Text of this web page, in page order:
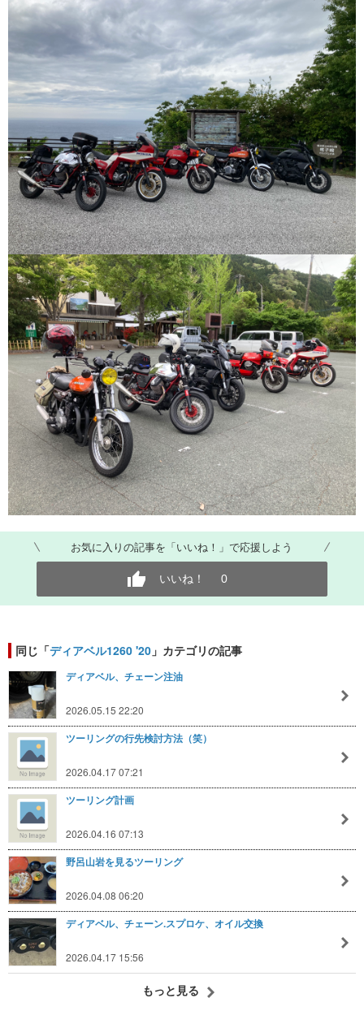
お気に入りの記事を「いいね！」で応援しよう
いいね！ 0
同じ「ディアベル1260 '20 」カテゴリの記事
ディアベル、チェーン注油
2026.05.15 22:20
ツーリングの行先検討方法（笑）
2026.04.17 07:21
ツーリング計画
2026.04.16 07:13
野呂山岩を見るツーリング
2026.04.08 06:20
ディアベル、チェーン.スプロケ、オイル交換
2026.04.17 15:56
もっと見る